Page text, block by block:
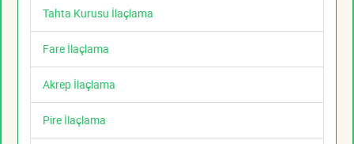
Tahta Kurusu İlaçlama
Fare İlaçlama
Akrep İlaçlama
Pire İlaçlama